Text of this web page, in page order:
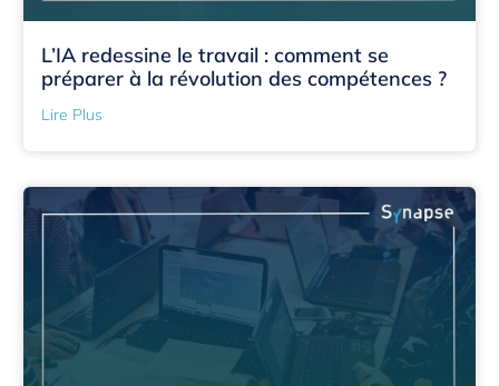
L’IA redessine le travail : comment se
préparer à la révolution des compétences ?
Lire Plus